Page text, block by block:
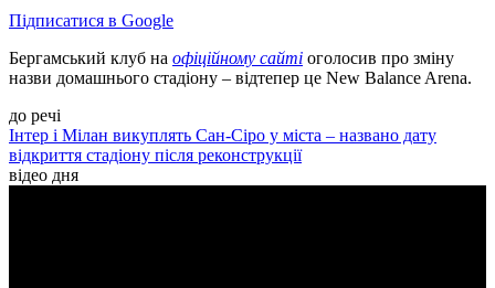
Підписатися в Google
Бергамський клуб на офіційному сайті оголосив про зміну
назви домашнього стадіону – відтепер це New Balance Arena.
до речі
Інтер і Мілан викуплять Сан-Сіро у міста – названо дату
відкриття стадіону після реконструкції
відео дня